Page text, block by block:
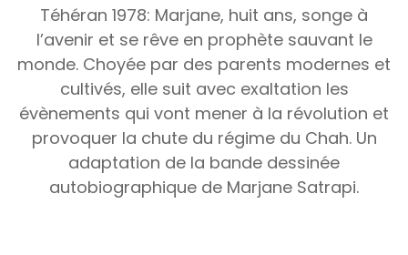
Téhéran 1978: Marjane, huit ans, songe à
l’avenir et se rêve en prophète sauvant le
monde. Choyée par des parents modernes et
cultivés, elle suit avec exaltation les
évènements qui vont mener à la révolution et
provoquer la chute du régime du Chah. Un
adaptation de la bande dessinée
autobiographique de Marjane Satrapi.